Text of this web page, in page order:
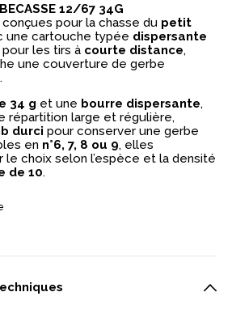
12/67 34G
pour la chasse du petit
une cartouche typée dispersante
les tirs à courte distance,
une couverture de gerbe
34 g et une bourre dispersante,
répartition large et régulière,
durci pour conserver une gerbe
en n°6, 7, 8 ou 9, elles
le choix selon l’espèce et la densité
de 10.